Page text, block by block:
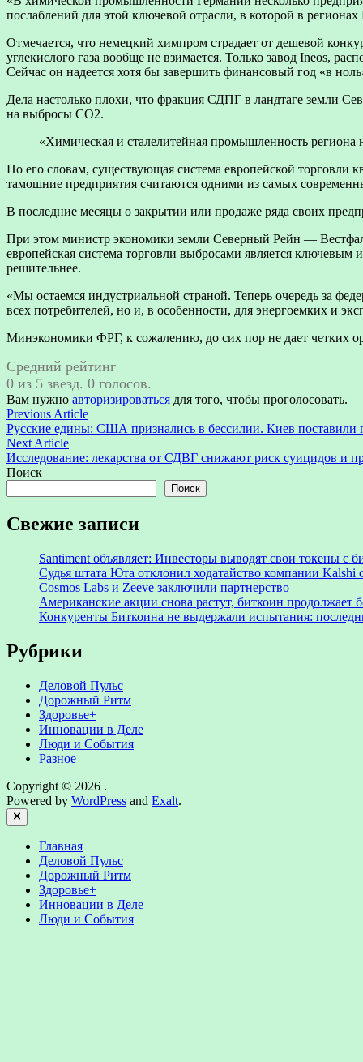
послаблений для этой ключевой отрасли, в которой в
Отмечается, что немецкий химпром страдает от дешевой
углекислого газа вообще не взимается. Только завод Ineos,
Сейчас он надеется хотя бы завершить финансовый год «в
Дела настолько плохи, что фракция СДПГ в ландтаге земли
на выбросы CO2.
«Химическая и сталелитейная промышленность
По его словам, существующая система европейской торговли
тамошние предприятия считаются одними из самых
В последние месяцы о закрытии или продаже ряда своих
При этом министр экономики земли Северный Рейн —
европейская система торговли выбросами является
решительнее.
«Мы остаемся индустриальной страной. Теперь очередь за
всех потребителей, но и, в особенности, для энергоемких и
Минэкономики ФРГ, к сожалению, до сих пор не дает четких
Средний рейтинг
0 из 5 звезд. 0 голосов.
Вам нужно авторизироваться для того, чтобы проголосовать.
Навигация
по
записям
Previous ArticlePrevious
article:
Русские едины: США признались в бессилии. Киев поставили
Next ArticleNext
article:
Исследование: лекарства от СДВГ снижают риск суицидов и
Поиск
Поиск
Свежие записи
Santiment объявляет: Инвесторы выводят свои токены
Судья штата Юта отклонил ходатайство компании
Cosmos Labs и Zeeve заключили партнерство
Американские акции снова растут, биткоин продолжает
Конкуренты Биткоина не выдержали испытания:
Рубрики
Деловой Пульс
Дорожный Ритм
Здоровье+
Инновации в Деле
Люди и События
Разное
Copyright © 2026 .
Powered by WordPress and Exalt.
Close
Главная
Деловой Пульс
Дорожный Ритм
Здоровье+
Инновации в Деле
Люди и События